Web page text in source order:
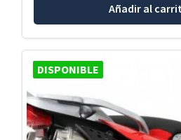
Añadir al
DISPONIBLE